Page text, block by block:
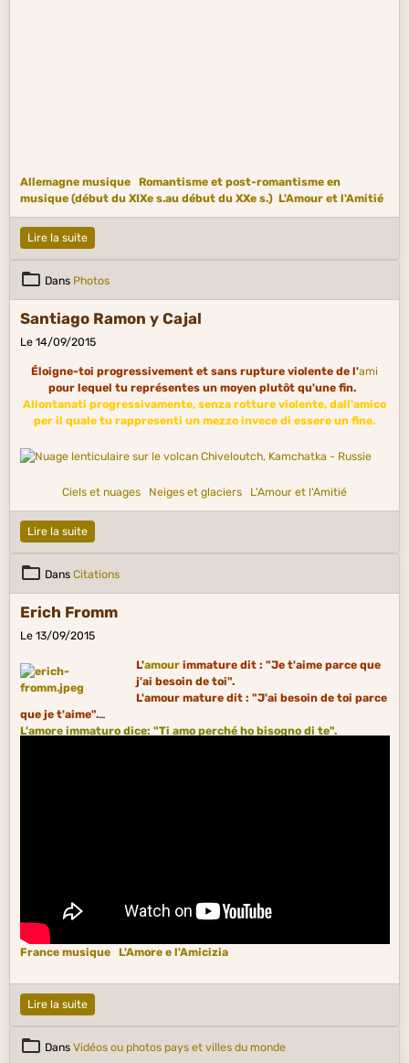
Allemagne musique
Romantisme et post-romantisme en
musique (début du XIXe s.au début du XXe s.) L'Amour et l'Amitié
Lire la suite
Dans Photos
Santiago Ramon y Cajal
Le 14/09/2015
Éloigne-toi progressivement et sans rupture violente de l'ami
pour lequel tu représentes un moyen plutôt qu'une fin.
Allontanati progressivamente, senza rotture violente, dall'amico
per il quale tu rappresenti un mezzo invece di essere un fine.
Ciels et nuages Neiges et glaciers L'Amour et l'Amitié
Lire la suite
Dans Citations
Erich Fromm
Le 13/09/2015
L'amourimmature dit : "Je t'aime parce que
j'ai besoin de toi".
L'amour mature dit : "J'ai besoin de toi parce
que je t'aime".
L'amore immaturo dice: "Ti amo perché ho bisogno di te".
France musique L'Amore e l'Amicizia
Lire la suite
Dans Vidéos ou photos pays et villes du monde